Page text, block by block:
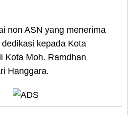
non ASN yang menerima
kepada Kota
Kota Moh. Ramdhan
Hanggara.